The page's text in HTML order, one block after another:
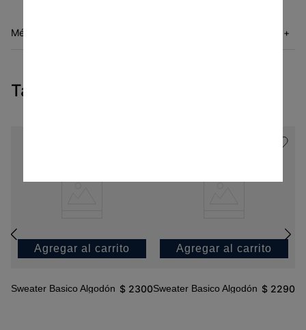
Métodos de envío +
Tambien te pueden interesar
Agregar al carrito
Sweater Basico Algodón $ 2300
Agregar al carrito
Sweater Basico Algodón $ 2290